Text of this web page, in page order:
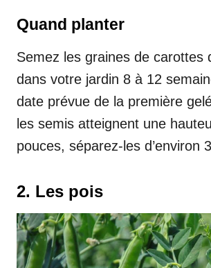
Quand planter
Semez les graines de carottes
dans votre jardin 8 à 12
date prévue de la première
les semis atteignent une
pouces, séparez-les d’environ
2. Les pois